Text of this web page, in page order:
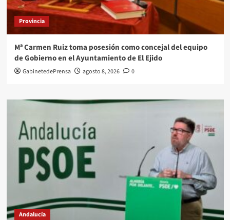
Provincia
Mª Carmen Ruiz toma posesión como concejal del equipo
de Gobierno en el Ayuntamiento de El Ejido
GabinetedePrensa agosto 8, 2026 0
Andalucía